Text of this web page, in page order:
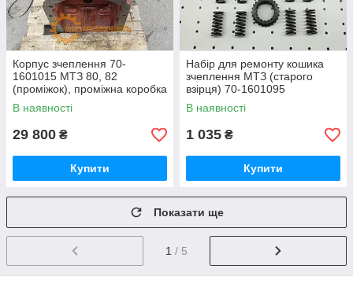
Корпус зчеплення 70-
1601015 МТЗ 80, 82
(проміжок), проміжна коробка
В наявності
29 800 ₴
Купити
Набір для ремонту кошика
зчеплення МТЗ (старого
взірця) 70-1601095
В наявності
1 035 ₴
Купити
Показати ще
1 / 5